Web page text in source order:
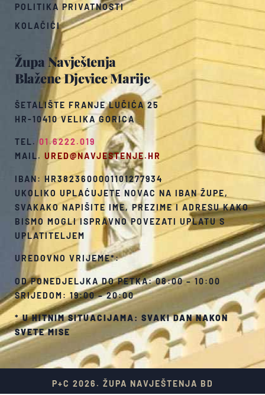
Župa Navještenja
Blažene Djevice Marije
ŠETALIŠTE FRANJE LUČIĆA 25
HR-10410 VELIKA GORICA
TEL.01.6222.019
MAIL. URED@NAVJESTENJE.HR
IBAN: HR3823600001101277934
UKOLIKO UPLAĆUJETE NOVAC NA IBAN ŽUPE,
SVAKAKO NAPIŠITE IME, PREZIME I ADRESU KAKO
BISMO MOGLI ISPRAVNO POVEZATI UPLATU S
UPLATITELJEM
UREDOVNO VRIJEME*:
OD PONEDJELJKA DO PETKA: 08:00 – 10:00
SRIJEDOM: 19:00 – 20:00
*U HITNIM SITUACIJAMA: SVAKI DAN NAKON
SVETE MISE
POLITIKA PRIVATNOSTI
KOLAČIĆI
P+C 2026. ŽUPA NAVJEŠTENJA BD